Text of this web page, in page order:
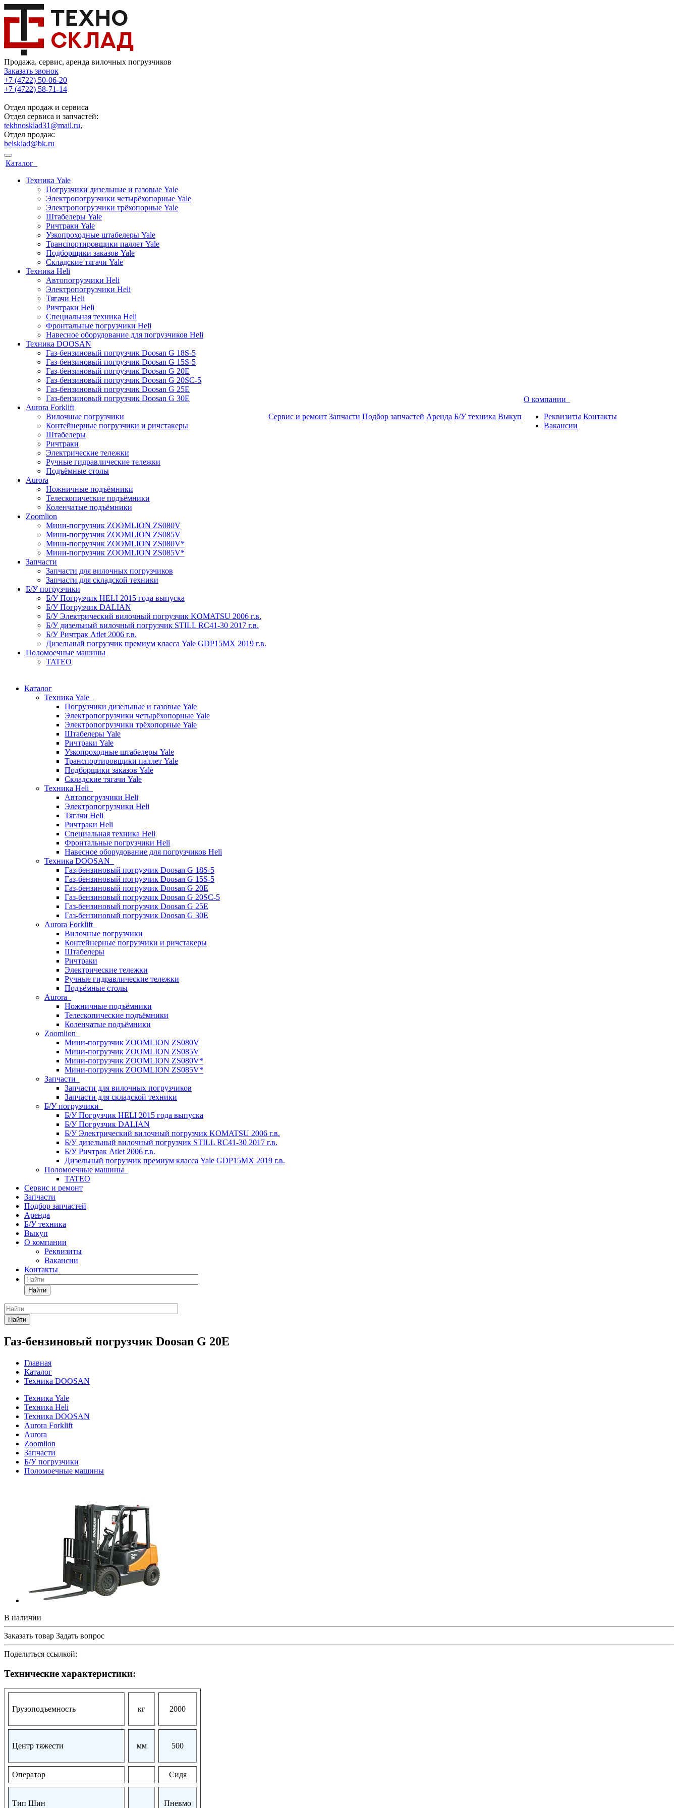
Продажа, сервис, аренда вилочных погрузчиков
Заказать звонок
+7 (4722) 50-06-20
+7 (4722) 58-71-14
Отдел продаж и сервиса
Отдел сервиса и запчастей:
tekhnosklad31@mail.ru,
Отдел продаж:
belsklad@bk.ru
Каталог
Техника Yale
Погрузчики дизельные и газовые Yale
Электропогрузчики четырёхопорные Yale
Электропогрузчики трёхопорные Yale
Штабелеры Yale
Ричтраки Yale
Узкопроходные штабелеры Yale
Транспортировщики паллет Yale
Подборщики заказов Yale
Складские тягачи Yale
Техника Heli
Автопогрузчики Heli
Электропогрузчики Heli
Тягачи Heli
Ричтраки Heli
Специальная техника Heli
Фронтальные погрузчики Heli
Навесное оборудование для погрузчиков Heli
Техника DOOSAN
Газ-бензиновый погрузчик Doosan G 18S-5
Газ-бензиновый погрузчик Doosan G 15S-5
Газ-бензиновый погрузчик Doosan G 20E
Газ-бензиновый погрузчик Doosan G 20SC-5
Газ-бензиновый погрузчик Doosan G 25E
Газ-бензиновый погрузчик Doosan G 30E
Aurora Forklift
Вилочные погрузчики
Контейнерные погрузчики и ричстакеры
Штабелеры
Ричтраки
Электрические тележки
Ручные гидравлические тележки
Подъёмные столы
Aurora
Ножничные подъёмники
Телескопические подъёмники
Коленчатые подъёмники
Zoomlion
Мини-погрузчик ZOOMLION ZS080V
Мини-погрузчик ZOOMLION ZS085V
Мини-погрузчик ZOOMLION ZS080V*
Мини-погрузчик ZOOMLION ZS085V*
Запчасти
Запчасти для вилочных погрузчиков
Запчасти для складской техники
Б/У погрузчики
Б/У Погрузчик HELI 2015 года выпуска
Б/У Погрузчик DALIAN
Б/У Электрический вилочный погрузчик KOMATSU 2006 г.в.
Б/У дизельный вилочный погрузчик STILL RC41-30 2017 г.в.
Б/У Ричтрак Atlet 2006 г.в.
Дизельный погрузчик премиум класса Yale GDP15MX 2019 г.в.
Поломоечные машины
TATEO
Сервис и ремонт Запчасти Подбор запчастей Аренда Б/У техника Выкуп
О компании
Реквизиты
Вакансии
Контакты
Каталог
Техника Yale
Погрузчики дизельные и газовые Yale
Электропогрузчики четырёхопорные Yale
Электропогрузчики трёхопорные Yale
Штабелеры Yale
Ричтраки Yale
Узкопроходные штабелеры Yale
Транспортировщики паллет Yale
Подборщики заказов Yale
Складские тягачи Yale
Техника Heli
Автопогрузчики Heli
Электропогрузчики Heli
Тягачи Heli
Ричтраки Heli
Специальная техника Heli
Фронтальные погрузчики Heli
Навесное оборудование для погрузчиков Heli
Техника DOOSAN
Газ-бензиновый погрузчик Doosan G 18S-5
Газ-бензиновый погрузчик Doosan G 15S-5
Газ-бензиновый погрузчик Doosan G 20E
Газ-бензиновый погрузчик Doosan G 20SC-5
Газ-бензиновый погрузчик Doosan G 25E
Газ-бензиновый погрузчик Doosan G 30E
Aurora Forklift
Вилочные погрузчики
Контейнерные погрузчики и ричстакеры
Штабелеры
Ричтраки
Электрические тележки
Ручные гидравлические тележки
Подъёмные столы
Aurora
Ножничные подъёмники
Телескопические подъёмники
Коленчатые подъёмники
Zoomlion
Мини-погрузчик ZOOMLION ZS080V
Мини-погрузчик ZOOMLION ZS085V
Мини-погрузчик ZOOMLION ZS080V*
Мини-погрузчик ZOOMLION ZS085V*
Запчасти
Запчасти для вилочных погрузчиков
Запчасти для складской техники
Б/У погрузчики
Б/У Погрузчик HELI 2015 года выпуска
Б/У Погрузчик DALIAN
Б/У Электрический вилочный погрузчик KOMATSU 2006 г.в.
Б/У дизельный вилочный погрузчик STILL RC41-30 2017 г.в.
Б/У Ричтрак Atlet 2006 г.в.
Дизельный погрузчик премиум класса Yale GDP15MX 2019 г.в.
Поломоечные машины
TATEO
Сервис и ремонт
Запчасти
Подбор запчастей
Аренда
Б/У техника
Выкуп
О компании
Реквизиты
Вакансии
Контакты
Найти
Найти
Газ-бензиновый погрузчик Doosan G 20E
Главная
Каталог
Техника DOOSAN
Техника Yale
Техника Heli
Техника DOOSAN
Aurora Forklift
Aurora
Zoomlion
Запчасти
Б/У погрузчики
Поломоечные машины
В наличии
Заказать товар Задать вопрос
Поделиться ссылкой:
Технические характеристики:
Грузоподъемность кг 2000
Центр тяжести мм 500
Оператор Сидя
Тип Шин Пневмо